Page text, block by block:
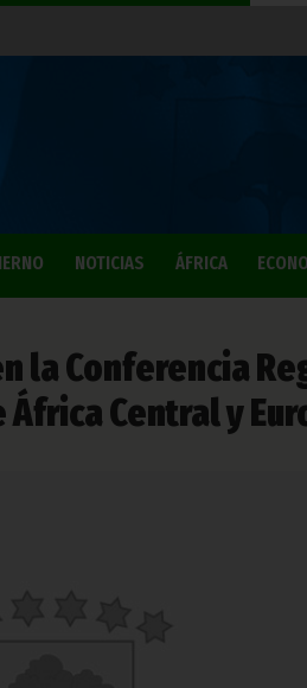
NOTICIAS ÁFRICA
la Conferencia
Central y